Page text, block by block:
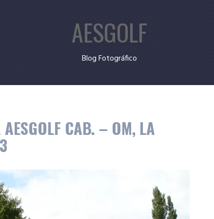
AESGOLF
Blog Fotográfico
CAB. – OM, LA